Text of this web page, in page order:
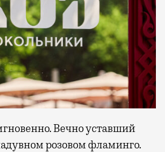
Вечно уставший
розовом фламинго.